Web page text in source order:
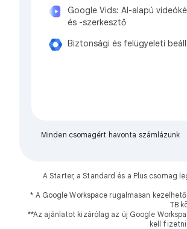
Google Vids: AI-alapú
és -szerkesztő
Biztonsági és felügyeleti
Minden csomagért havonta számlázunk
A Starter, a Standard és a Plus csomag
* A Google Workspace rugalmasan
TB
**Az ajánlatot kizárólag az új Google
kell